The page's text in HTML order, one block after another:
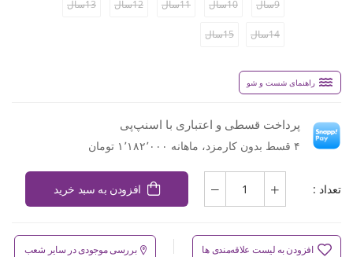
9سال 10سال 11سال 12سال 13سال
14سال 15سال
راهنمای شست و شو
پرداخت قسطی و اعتباری با اسنپ‌پی
۴ قسط بدون کارمزد، ماهانه ۱٬۱۸۲٬۰۰۰ تومان
تعداد : افزودن به سبد خرید
افزودن به لیست علاقه‌مندی ها بررسی موجودی در سایر شعب